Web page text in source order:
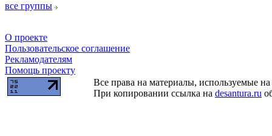
все группы
О проекте
Пользовательское соглашение
Рекламодателям
Помощь проекту
Все права на материалы, используемые
При копировании ссылка на desantura.ru